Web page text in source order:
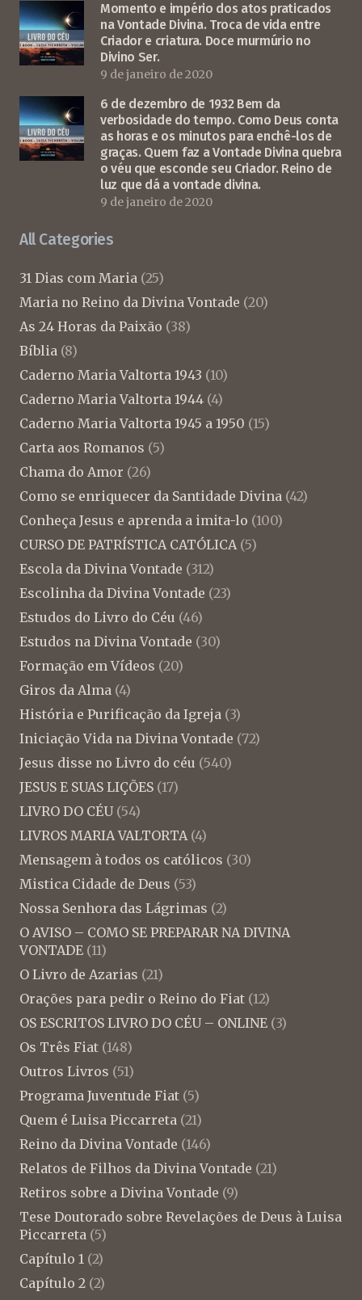
Momento e império dos atos praticados
na Vontade Divina. Troca de vida entre
Criador e criatura. Doce murmúrio no
Divino Ser.
9 de janeiro de 2020
6 de dezembro de 1932 Bem da
verbosidade do tempo. Como Deus conta
as horas e os minutos para enchê-los de
graças. Quem faz a Vontade Divina quebra
o véu que esconde seu Criador. Reino de
luz que dá a vontade divina.
9 de janeiro de 2020
All Categories
31 Dias com Maria (25)
Maria no Reino da Divina Vontade (20)
As 24 Horas da Paixão (38)
Bíblia (8)
Caderno Maria Valtorta 1943 (10)
Caderno Maria Valtorta 1944 (4)
Caderno Maria Valtorta 1945 a 1950 (15)
Carta aos Romanos (5)
Chama do Amor (26)
Como se enriquecer da Santidade Divina (42)
Conheça Jesus e aprenda a imita-lo (100)
CURSO DE PATRÍSTICA CATÓLICA(5)
Escola da Divina Vontade (312)
Escolinha da Divina Vontade (23)
Estudos do Livro do Céu (46)
Estudos na Divina Vontade (30)
Formação em Vídeos (20)
Giros da Alma (4)
História e Purificação da Igreja (3)
Iniciação Vida na Divina Vontade (72)
Jesus disse no Livro do céu (540)
JESUS E SUAS LIÇÕES (17)
LIVRO DO CÉU (54)
LIVROS MARIA VALTORTA(4)
Mensagem à todos os católicos (30)
Mistica Cidade de Deus (53)
Nossa Senhora das Lágrimas (2)
O AVISO – COMO SE PREPARAR NA DIVINA
VONTADE (11)
O Livro de Azarias (21)
Orações para pedir o Reino do Fiat (12)
OS ESCRITOS LIVRO DO CÉU – ONLINE (3)
Os Três Fiat (148)
Outros Livros (51)
Programa Juventude Fiat (5)
Quem é Luisa Piccarreta (21)
Reino da Divina Vontade (146)
Relatos de Filhos da Divina Vontade (21)
Retiros sobre a Divina Vontade (9)
Tese Doutorado sobre Revelações de Deus à Luisa
Piccarreta (5)
Capítulo 1 (2)
Capítulo 2 (2)